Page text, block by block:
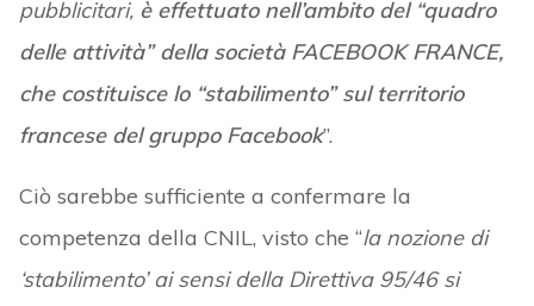
pubblicitari, è effettuato nell’ambito del “quadro
delle attività” della società FACEBOOK FRANCE,
che costituisce lo “stabilimento” sul territorio
francese del gruppo Facebook”.
Ciò sarebbe sufficiente a confermare la
competenza della CNIL, visto che “la nozione di
‘stabilimento’ ai sensi della Direttiva 95/46 si